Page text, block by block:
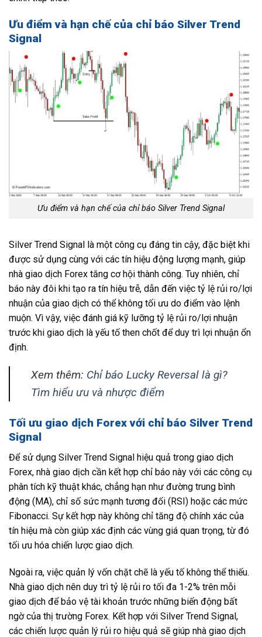
Ưu điểm và hạn chế của chỉ báo Silver Trend
Signal
Ưu điểm và hạn chế của chỉ báo Silver Trend Signal
Silver Trend Signal là một công cụ đáng tin cậy, đặc biệt khi
được sử dụng cùng với các tín hiệu động lượng mạnh, giúp
nhà giao dịch Forex tăng cơ hội thành công. Tuy nhiên, chỉ
báo này đôi khi tạo ra tín hiệu trễ, dẫn đến việc tỷ lệ rủi ro/lợi
nhuận của giao dịch có thể không tối ưu do điểm vào lệnh
muộn. Vì vậy, việc đánh giá kỹ lưỡng tỷ lệ rủi ro/lợi nhuận
trước khi giao dịch là yếu tố then chốt để duy trì lợi nhuận ổn
định.
Xem thêm: Chỉ báo Lucky Reversal là gì?
Tìm hiểu ưu và nhược điểm
Tối ưu giao dịch Forex với chỉ báo Silver Trend
Signal
Để sử dụng Silver Trend Signal hiệu quả trong giao dịch
Forex, nhà giao dịch cần kết hợp chỉ báo này với các công cụ
phân tích kỹ thuật khác, chẳng hạn như đường trung bình
động (MA), chỉ số sức mạnh tương đối (RSI) hoặc các mức
Fibonacci. Sự kết hợp này không chỉ tăng độ chính xác của
tín hiệu mà còn giúp xác định các vùng giá quan trọng, từ đó
tối ưu hóa chiến lược giao dịch.
Ngoài ra, việc quản lý vốn chặt chẽ là yếu tố không thể thiếu.
Nhà giao dịch nên duy trì tỷ lệ rủi ro tối đa 1-2% trên mỗi
giao dịch để bảo vệ tài khoản trước những biến động bất
ngờ của thị trường Forex. Kết hợp với Silver Trend Signal,
các chiến lược quản lý rủi ro hiệu quả sẽ giúp nhà giao dịch